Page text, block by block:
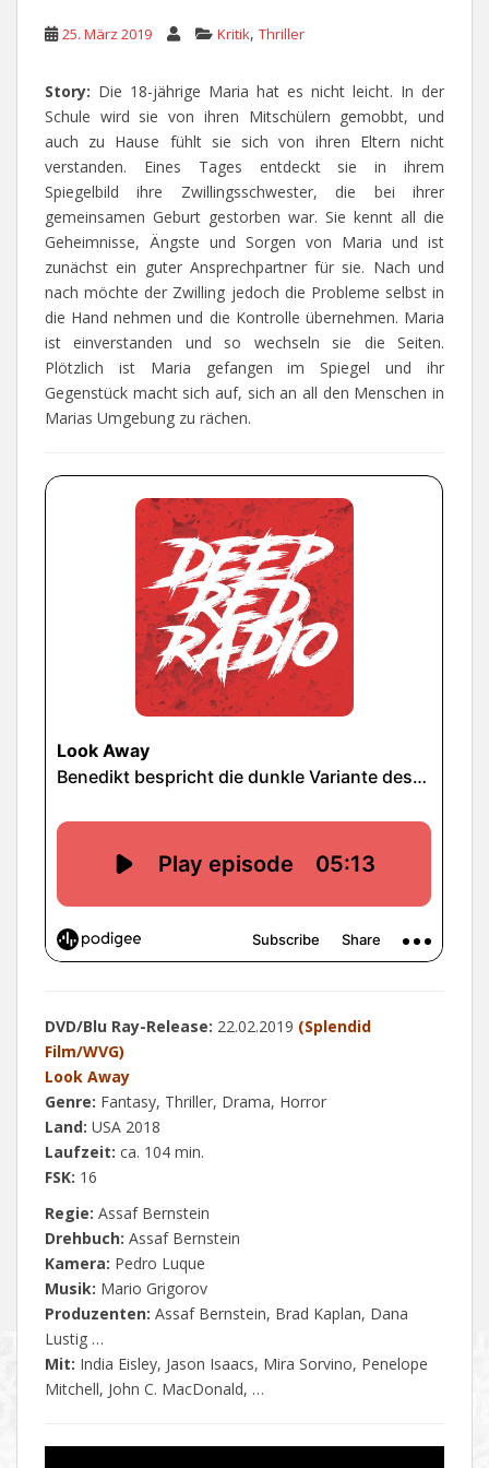
25. März 2019 Kritik, Thriller
Story: Die 18-jährige Maria hat es nicht leicht. In der
Schule wird sie von ihren Mitschülern gemobbt, und
auch zu Hause fühlt sie sich von ihren Eltern nicht
verstanden. Eines Tages entdeckt sie in ihrem
Spiegelbild ihre Zwillingsschwester, die bei ihrer
gemeinsamen Geburt gestorben war. Sie kennt all die
Geheimnisse, Ängste und Sorgen von Maria und ist
zunächst ein guter Ansprechpartner für sie. Nach und
nach möchte der Zwilling jedoch die Probleme selbst in
die Hand nehmen und die Kontrolle übernehmen. Maria
ist einverstanden und so wechseln sie die Seiten.
Plötzlich ist Maria gefangen im Spiegel und ihr
Gegenstück macht sich auf, sich an all den Menschen in
Marias Umgebung zu rächen.
DVD/Blu Ray-Release: 22.02.2019 (Splendid
Film/WVG)
Look Away
Genre: Fantasy, Thriller, Drama, Horror
Land: USA 2018
Laufzeit: ca. 104 min.
FSK: 16
Regie: Assaf Bernstein
Drehbuch: Assaf Bernstein
Kamera: Pedro Luque
Musik: Mario Grigorov
Produzenten: Assaf Bernstein, Brad Kaplan, Dana
Lustig …
Mit: India Eisley, Jason Isaacs, Mira Sorvino, Penelope
Mitchell, John C. MacDonald, …